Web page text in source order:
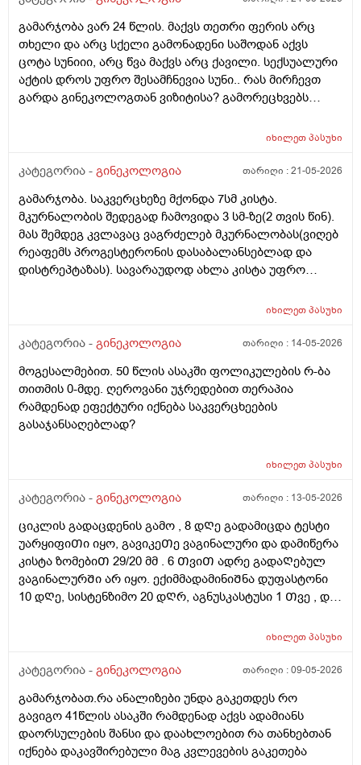
სიმსივნურ პროცესებს უწყობს ხელს (საშვილოსნო,
საკვერცხეები და უპირველესად, მკერდი). თუ
შეიძლება, მითხრათ_დიდი მადლობა
გულისხმიერებისთვის!
გამარჯობა ვარ 24 წლის. მაქვს თეთრი ფერის არც
თხელი და არც სქელი გამონადენი საშოდან აქვს
ცოტა სუნიიი, არც წვა მაქვს არც ქავილი. სექსუალური
აქტის დროს უფრო შესამჩნევია სუნი.. რას მირჩევთ
გარდა გინეკოლოგთან ვიზიტისა? გამორეცხვებს
მაინტერესებს პირიდან ამომდის რაღაცნაირი სუნი
იყოს?
იხილეთპასუხი
კატეგორია - გინეკოლოგია თარიღი :21-05-2026
გამარჯობა. საკვერცხეზე მქონდა 7სმ კისტა.
მკურნალობის შედეგად ჩამოვიდა 3 სმ-ზე(2 თვის წინ).
მას შემდეგ კვლავაც ვაგრძელებ მკურნალობას(ვიღებ
რეაფემს პროგესტერონის დასაბალანსებლად და
დისტრეპტაზას). სავარაუდოდ ახლა კისტა უფრო
ვიზიტი) მსურს აპარატული მასაჟის - ენდოსფერო
კეთდება და ვიბრაციის მეშვეობით აუმჯობესებს
მაინტერესებს, მუცლის არეზე დასაშვებია ეს
პროცედურა?
იხილეთპასუხი
კატეგორია - გინეკოლოგია თარიღი : 14-05-2026
მოგესალმებით. 50 წლის ასაკში ფოლიკულების რ-ბა
თითმის 0-მდე. ღეროვანი უჯრედებით თერაპია
რამდენად ეფექტური იქნება საკვერცხეების
გასაჯანსაღებლად?
იხილეთპასუხი
კატეგორია - გინეკოლოგია თარიღი : 13-05-2026
ციკლის გადაცდენის გამო , 8 დᲦე გადამიცდა ტესტი
უარყიფიᲗი იყო, გავიკეᲗე ვაგინალური და დამიწერა
კისტა ზომებიᲗ 29/20 მმ . 6 ᲗვიᲗ ადრე გადაᲦებულ
ვაგინალურᲨი არ იყო. ექიმმადამინიᲨნა დუფასტონი
10 დᲦე, სისტენზიმო 20 დᲦრ, აგნუსკასტუსი 1 Თვე , და
რამდენადსაყურადᲦებოა და Თუ დაეხმარება ეს
იხილეთპასუხი
კატეგორია - გინეკოლოგია თარიღი :09-05-2026
გამარჯობათ.რა ანალიზები უნდა გაკეთდეს რო
გავიგო 41წლის ასაკში რამდენად აქვს ადამიანს
დაორსულების შანსი და დაახლოებით რა თანხებთან
იქნება დაკავშირებული მაგ კვლევების გაკეთება